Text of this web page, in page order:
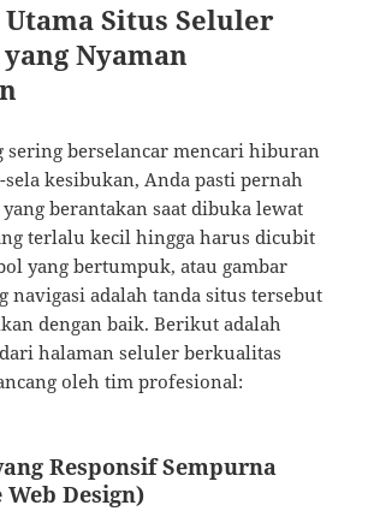
Situs Seluler
Nyaman
sering berselancar mencari hiburan
kesibukan, Anda pasti pernah
berantakan saat dibuka lewat
terlalu kecil hingga harus dicubit
yang bertumpuk, atau gambar
navigasi adalah tanda situs tersebut
dengan baik. Berikut adalah
halaman seluler berkualitas
oleh tim profesional:
Responsif Sempurna
Web Design)